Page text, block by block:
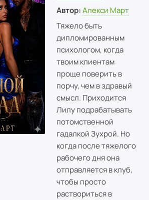
Автор: Алекси Март
Тяжело быть
дипломированным
психологом, когда
твоим клиентам
проще поверить в
порчу, чем в здравый
смысл. Приходится
Лилу подрабатывать
потомственной
гадалкой Зухрой. Но
когда после тяжелого
рабочего дня она
отправляется в клуб,
чтобы просто
раствориться в